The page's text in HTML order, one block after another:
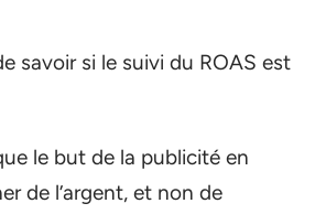
savoir si le suivi du ROAS est
le but de la publicité en
de l’argent, et non de